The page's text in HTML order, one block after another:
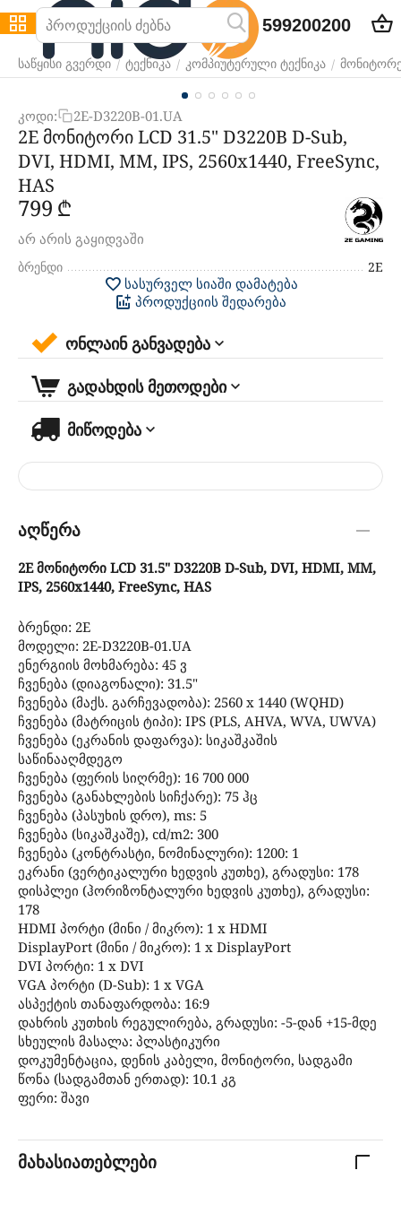
599200200
საწყისი გვერდი / ტექნიკა / კომპიუტერული ტექნიკა /
კოდი: 2E-D3220B-01.UA
2E მონიტორი LCD 31.5" D3220B D-Sub,
DVI, HDMI, MM, IPS, 2560x1440, FreeSync,
HAS
‍799‍ ₾
არ არის გაყიდვაში
ბრენდი 2E
სასურველ სიაში დამატება
პროდუქციის შედარება
ონლაინ განვადება
გადახდის მეთოდები
მიწოდება
აღწერა
2E მონიტორი LCD 31.5" D3220B D-Sub, DVI, HDMI, MM,
IPS, 2560x1440, FreeSync, HAS
ბრენდი: 2E
მოდელი: 2E-D3220B-01.UA
ენერგიის მოხმარება: 45 ვ
ჩვენება (დიაგონალი): 31.5"
ჩვენება (მაქს. გარჩევადობა): 2560 x 1440 (WQHD)
ჩვენება (მატრიცის ტიპი): IPS (PLS, AHVA, WVA, UWVA)
ჩვენება (ეკრანის დაფარვა): სიკაშკაშის
საწინააღმდეგო
ჩვენება (ფერის სიღრმე): 16 700 000
ჩვენება (განახლების სიჩქარე): 75 ჰც
ჩვენება (პასუხის დრო), ms: 5
ჩვენება (სიკაშკაშე), cd/m2: 300
ჩვენება (კონტრასტი, ნომინალური): 1200: 1
ეკრანი (ვერტიკალური ხედვის კუთხე), გრადუსი: 178
დისპლეი (ჰორიზონტალური ხედვის კუთხე), გრადუსი:
178
HDMI პორტი (მინი / მიკრო): 1 x HDMI
DisplayPort (მინი / მიკრო): 1 x DisplayPort
DVI პორტი: 1 x DVI
VGA პორტი (D-Sub): 1 x VGA
ასპექტის თანაფარდობა: 16:9
დახრის კუთხის რეგულირება, გრადუსი: -5-დან +15-მდე
სხეულის მასალა: პლასტიკური
დოკუმენტაცია, დენის კაბელი, მონიტორი, სადგამი
წონა (სადგამთან ერთად): 10.1 კგ
ფერი: შავი
მახასიათებლები